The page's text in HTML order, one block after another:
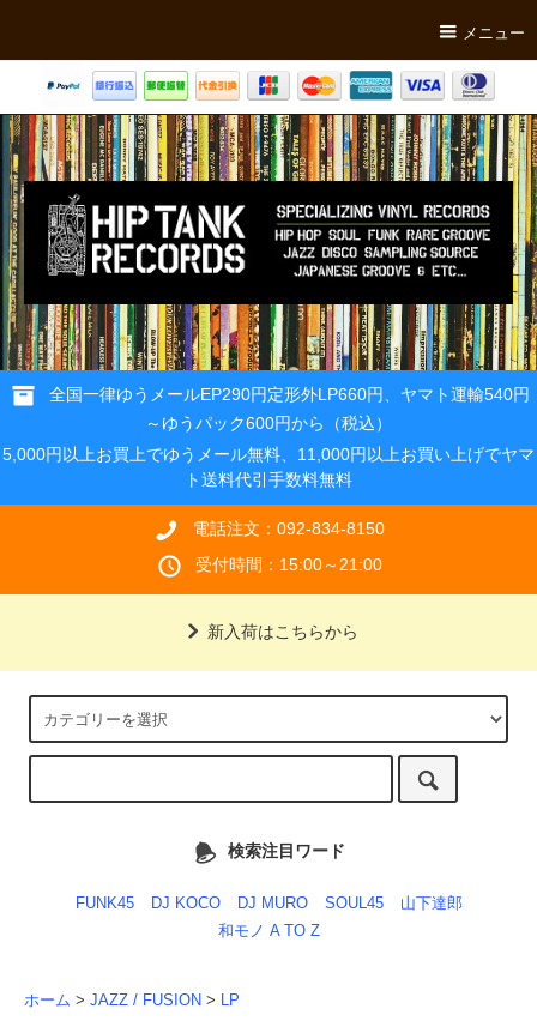
メニュー
全国一律ゆうメールEP290円定形外LP660円、ヤマト運輸540円
～ゆうパック600円から（税込）
5,000円以上お買上でゆうメール無料、11,000円以上お買い上げでヤマ
ト送料代引手数料無料
電話注文：092-834-8150
受付時間：15:00～21:00
新入荷はこちらから
検索注目ワード
FUNK45 DJ KOCO DJ MURO SOUL45
山下達郎
和モノ A TO Z
ホーム > JAZZ / FUSION > LP